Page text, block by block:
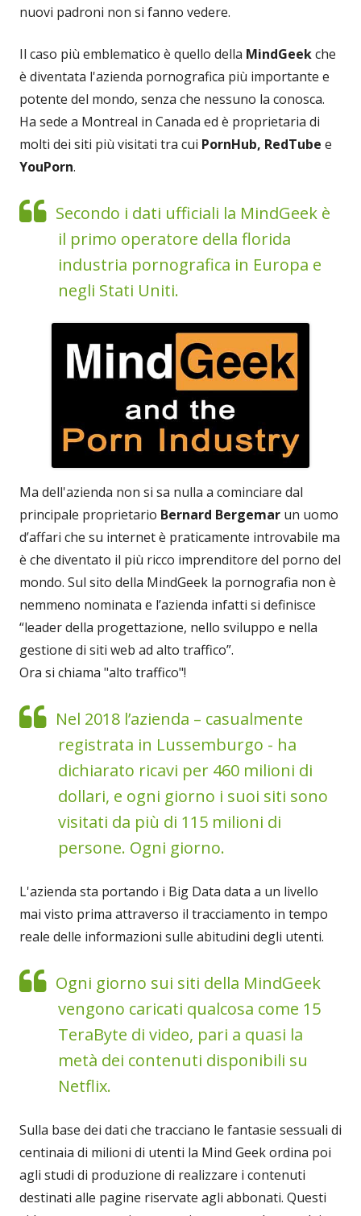
nuovi padroni non si fanno vedere.
Il caso più emblematico è quello della MindGeekche
è diventata l'azienda pornografica più importante e
potente del mondo, senza che nessuno la conosca.
Ha sede a Montreal in Canada ed è proprietaria di
molti dei siti più visitati tra cui PornHub, RedTube e
YouPorn.
Secondo i dati ufficiali la MindGeek è
il primo operatore della florida
industria pornografica in Europa e
negli Stati Uniti.
Ma dell'azienda non si sa nulla a cominciare dal
principale proprietario Bernard Bergemar un uomo
d’affari che su internet è praticamente introvabile ma
è che diventato il più ricco imprenditore del porno del
mondo. Sul sito della MindGeek la pornografia non è
nemmeno nominata e l’azienda infatti si definisce
“leader della progettazione, nello sviluppo e nella
gestione di siti web ad alto traffico”.
Ora si chiama "alto traffico"!
Nel 2018 l’azienda – casualmente
registrata in Lussemburgo - ha
dichiarato ricavi per 460 milioni di
dollari, e ogni giorno i suoi siti sono
visitati da più di 115 milioni di
persone. Ogni giorno.
L'azienda sta portando i Big Data data a un livello
mai visto prima attraverso il tracciamento in tempo
reale delle informazioni sulle abitudini degli utenti.
Ogni giorno sui siti della MindGeek
vengono caricati qualcosa come 15
TeraByte di video, pari a quasi la
metà dei contenuti disponibili su
Netflix.
Sulla base dei dati che tracciano le fantasie sessuali di
centinaia di milioni di utenti la Mind Geek ordina poi
agli studi di produzione di realizzare i contenuti
destinati alle pagine riservate agli abbonati. Questi